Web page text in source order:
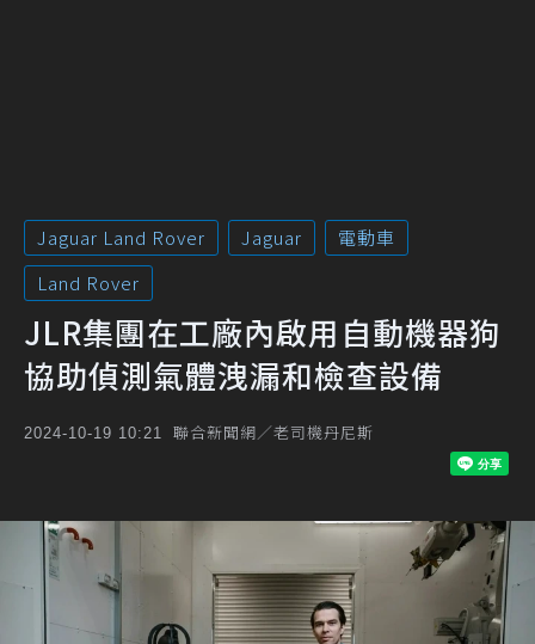
Jaguar Land Rover Jaguar
電動車
Land Rover
JLR集團在工廠內啟用自動機器狗
協助偵測氣體洩漏和檢查設備
2024-10-19 10:21 聯合新聞網／老司機丹尼斯